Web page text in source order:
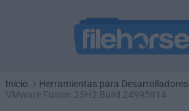
Inicio
Herramientas para Desarrolladores
VMware Fusion 25H2 Build 24995814